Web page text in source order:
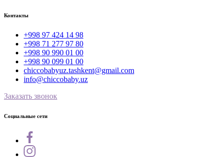
Контакты
+998 97 424 14 98
+998 71 277 97 80
+998 90 990 01 00
+998 90 099 01 00
chiccobabyuz.tashkent@gmail.com
info@chiccobaby.uz
Заказать звонок
Социальные сети